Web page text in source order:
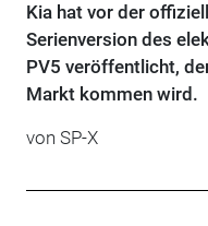
Kia hat vor der
Serienversion des
PV5 veröffentlicht,
Markt kommen wird.
von SP-X